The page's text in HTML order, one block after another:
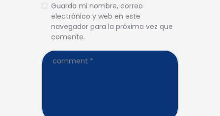
Guarda mi nombre, correo
electrónico y web en este
navegador para la próxima vez que
comente.